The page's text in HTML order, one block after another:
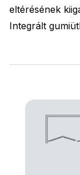
eltérésének
Integrált